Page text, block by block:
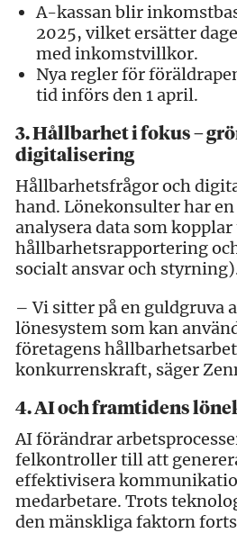
A-kassan blir
2025, vilket ersätter
med inkomstvillkor.
Nya regler för
tid införs den 1 april.
3. Hållbarhet i fokus –
digitalisering
Hållbarhetsfrågor och
hand. Lönekonsulter har
analysera data som
hållbarhetsrapportering
socialt ansvar och
– Vi sitter på en guldgruva
lönesystem som kan
företagens
konkurrenskraft, säger
4. AI och framtidens
AI förändrar
felkontroller till att
effektivisera
medarbetare. Trots
den mänskliga faktorn